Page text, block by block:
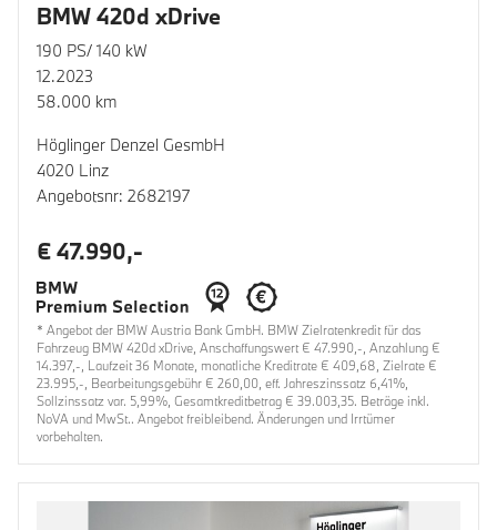
BMW 420d xDrive
190 PS/ 140 kW
12.2023
58.000 km
Höglinger Denzel GesmbH
4020 Linz
Angebotsnr: 2682197
€ 47.990,-
* Angebot der BMW Austria Bank GmbH. BMW Zielratenkredit für das
Fahrzeug BMW 420d xDrive, Anschaffungswert € 47.990,-, Anzahlung €
14.397,-, Laufzeit 36 Monate, monatliche Kreditrate € 409,68, Zielrate €
23.995,-, Bearbeitungsgebühr € 260,00, eff. Jahreszinssatz 6,41%,
Sollzinssatz var. 5,99%, Gesamtkreditbetrag € 39.003,35. Beträge inkl.
NoVA und MwSt.. Angebot freibleibend. Änderungen und Irrtümer
vorbehalten.